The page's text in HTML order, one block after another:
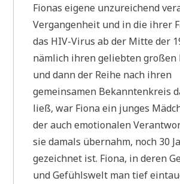
Fionas eigene unzureichend
Vergangenheit und in die ihrer
das HIV-Virus ab der Mitte der
nämlich ihren geliebten großen
und dann der Reihe nach ihren
gemeinsamen Bekanntenkreis
ließ, war Fiona ein junges
der auch emotionalen
sie damals übernahm, noch 30
gezeichnet ist. Fiona, in deren
und Gefühlswelt man tief